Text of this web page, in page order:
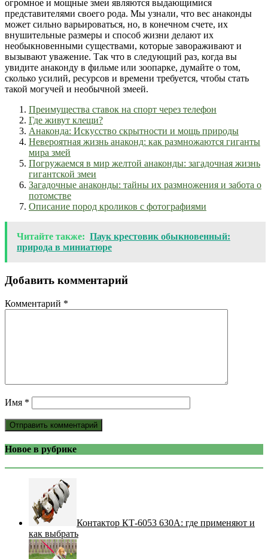
огромное и мощные змеи являются выдающимися
представителями своего рода. Мы узнали, что вес анаконды
может сильно варьироваться, но, в конечном счете, их
внушительные размеры и способ жизни делают их
необыкновенными существами, которые завораживают и
вызывают уважение. Так что в следующий раз, когда вы
увидите анаконду в фильме или зоопарке, думайте о том,
сколько усилий, ресурсов и времени требуется, чтобы стать
такой могучей и необычной змеей.
Преимущества ставок на спорт через телефон
Где живут клещи?
Анаконда: Искусство скрытности и мощь природы
Невероятная жизнь анаконд: как размножаются гиганты
мира змей
Погружаемся в мир желтой анаконды: загадочная жизнь
гигантской змеи
Загадочные анаконды: тайны их размножения и забота о
потомстве
Описание пород кроликов с фотографиями
Читайте также: Паук крестовик обыкновенный:
природа в миниатюре
Добавить комментарий
Комментарий *
Имя *
Новое в рубрике
Контактор КТ-6053 630А: где применяют и
как выбрать